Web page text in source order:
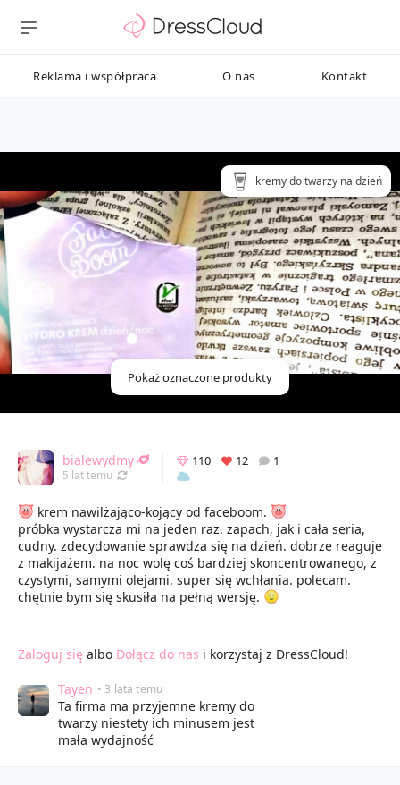
Reklama i współpraca O nas Kontakt
Pokaż oznaczone produkty
kremy do twarzy na dzień
bialewydmy
5 lat temu Odświeżony 04.04.2023 08:49
110 12 1
krem nawilżająco-kojący od faceboom.
próbka wystarcza mi na jeden raz. zapach, jak i cała seria,
cudny. zdecydowanie sprawdza się na dzień. dobrze reaguje
z makijażem. na noc wolę coś bardziej skoncentrowanego, z
czystymi, samymi olejami. super się wchłania. polecam.
chętnie bym się skusiła na pełną wersję.
Zaloguj się albo Dołącz do nas i korzystaj z DressCloud!
Tayen • 3 lata temu
Ta firma ma przyjemne kremy do
twarzy niestety ich minusem jest
mała wydajność